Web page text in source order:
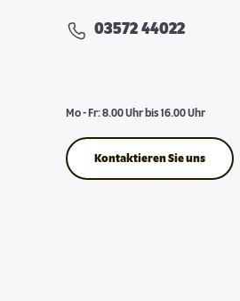
03572 44022
Mo - Fr: 8.00 Uhr bis 16.00 Uhr
Kontaktieren Sie uns